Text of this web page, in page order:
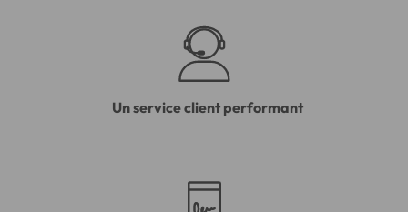
Un service client performant